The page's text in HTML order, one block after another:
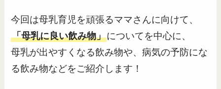
今回は母乳育児を頑張るママさんに向けて、
「母乳に良い飲み物」についてを中心に、
母乳が出やすくなる飲み物や、病気の予防にな
る飲み物などをご紹介します！